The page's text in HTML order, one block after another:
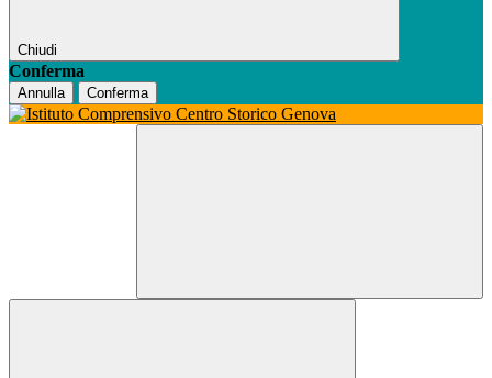
Chiudi
Conferma
Annulla Conferma